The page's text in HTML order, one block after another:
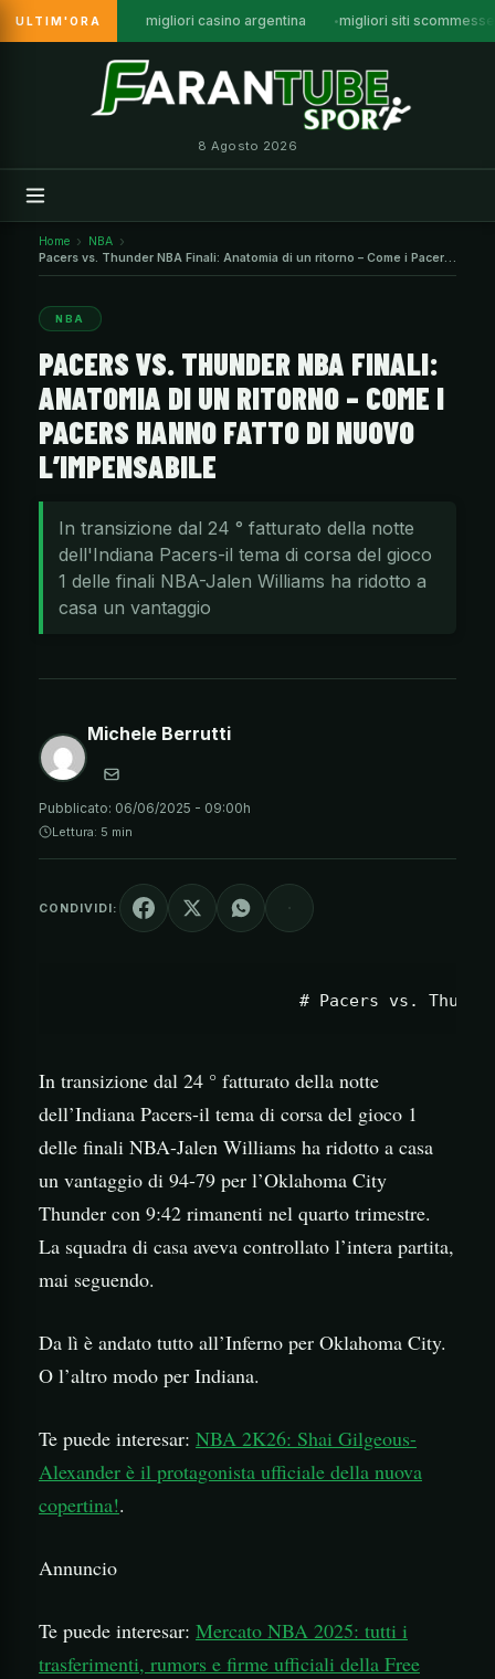
ULTIM'ORA migliori casino argentina migliori siti
8 Agosto 2026
Home
NBA
Pacers vs. Thunder NBA Finali: Anatomia di un ritorno – Come i Pacers
hanno fatto di nuovo l’impensabile
NBA
PACERS VS. THUNDER NBA FINALI:
ANATOMIA DI UN RITORNO – COME I
PACERS HANNO FATTO DI NUOVO
L’IMPENSABILE
In transizione dal 24 ° fatturato della notte
dell'Indiana Pacers-il tema di corsa del gioco
1 delle finali NBA-Jalen Williams ha ridotto a
casa un vantaggio
Michele Berrutti
Pubblicato: 06/06/2025 - 09:00h
Lettura: 5 min
CONDIVIDI:
In transizione dal 24 ° fatturato della notte
dell’Indiana Pacers-il tema di corsa del gioco 1
delle finali NBA-Jalen Williams ha ridotto a casa
un vantaggio di 94-79 per l’Oklahoma City
Thunder con 9:42 rimanenti nel quarto trimestre.
La squadra di casa aveva controllato l’intera partita,
mai seguendo.
Da lì è andato tutto all’Inferno per Oklahoma City.
O l’altro modo per Indiana.
Te puede interesar: NBA 2K26: Shai Gilgeous-
Alexander è il protagonista ufficiale della nuova
copertina!.
Annuncio
Te puede interesar: Mercato NBA 2025: tutti i
trasferimenti, rumors e firme ufficiali della Free